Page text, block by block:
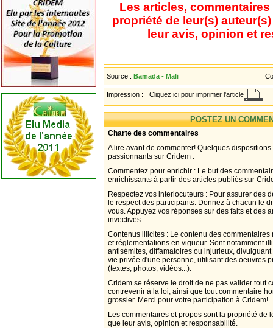
Les articles,
propriété de leur(s)
leur avis, opinion et
Source : Bamada - Mali
Impression : Cliquez ici pour imprimer l'article
POSTEZ UN
Charte des commentaires
A lire avant de commenter! Quelques
passionnants sur Cridem :
Commentez pour enrichir : Le but des
enrichissants à partir des articles publiés sur
Respectez vos interlocuteurs : Pour assurer des
le respect des participants. Donnez à chacun le
vous. Appuyez vos réponses sur des faits et des
invectives.
Contenus illicites : Le contenu des
et réglementations en vigueur. Sont notamment
antisémites, diffamatoires ou injurieux,
vie privée d'une personne, utilisant des oeuvres
(textes, photos, vidéos...).
Cridem se réserve le droit de ne pas valider tout
contrevenir à la loi, ainsi que tout commentaire
grossier. Merci pour votre participation à Cridem!
Les commentaires et propos sont la propriété de
que leur avis, opinion et responsabilité.